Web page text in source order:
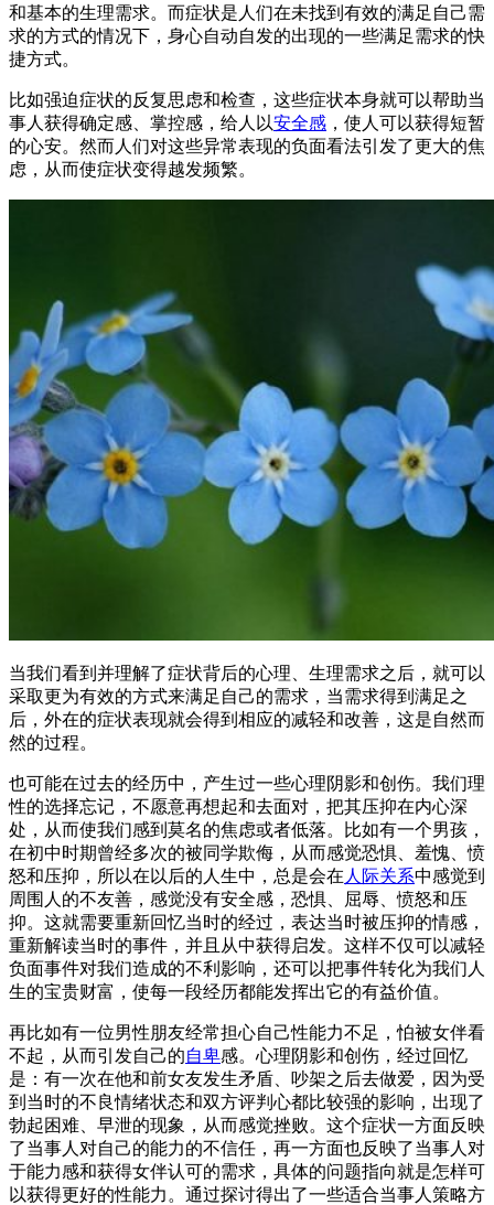
和基本的生理需求。而症状是人们在未找到有效的满足自己需
求的方式的情况下，身心自动自发的出现的一些满足需求的快
捷方式。
比如强迫症状的反复思虑和检查，这些症状本身就可以帮助当
事人获得确定感、掌控感，给人以安全感 ，使人可以获得短暂
的心安。然而人们对这些异常表现的负面看法引发了更大的焦
虑，从而使症状变得越发频繁。
当我们看到并理解了症状背后的心理、生理需求之后，就可以
采取更为有效的方式来满足自己的需求，当需求得到满足之
后，外在的症状表现就会得到相应的减轻和改善，这是自然而
然的过程。
也可能在过去的经历中，产生过一些心理阴影和创伤。我们理
性的选择忘记，不愿意再想起和去面对，把其压抑在内心深
处，从而使我们感到莫名的焦虑或者低落。比如有一个男孩，
在初中时期曾经多次的被同学欺侮，从而感觉恐惧、羞愧、愤
怒和压抑，所以在以后的人生中，总是会在 人际关系中感觉到
周围人的不友善，感觉没有安全感，恐惧、屈辱、愤怒和压
抑。这就需要重新回忆当时的经过，表达当时被压抑的情感，
重新解读当时的事件，并且从中获得启发。这样不仅可以减轻
负面事件对我们造成的不利影响，还可以把事件转化为我们人
生的宝贵财富，使每一段经历都能发挥出它的有益价值。
再比如有一位男性朋友经常担心自己性能力不足，怕被女伴看
不起，从而引发自己的自卑感。心理阴影和创伤，经过回忆
是：有一次在他和前女友发生矛盾、吵架之后去做爱，因为受
到当时的不良情绪状态和双方评判心都比较强的影响，出现了
勃起困难、早泄的现象，从而感觉挫败。这个症状一方面反映
了当事人对自己的能力的不信任，再一方面也反映了当事人对
于能力感和获得女伴认可的需求，具体的问题指向就是怎样可
以获得更好的性能力。通过探讨得出了一些适合当事人策略方